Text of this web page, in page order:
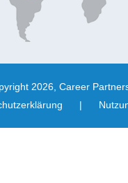
2026, Career
|